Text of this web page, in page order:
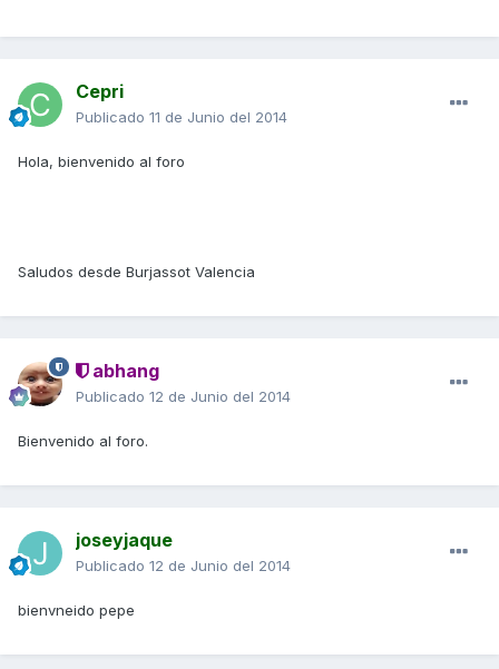
Cepri
Publicado 11 de Junio del 2014
Hola, bienvenido al foro
Saludos desde Burjassot Valencia
abhang
Publicado 12 de Junio del 2014
Bienvenido al foro.
joseyjaque
Publicado 12 de Junio del 2014
bienvneido pepe